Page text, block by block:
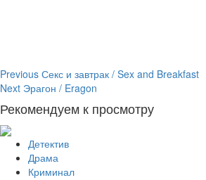
Continue
Reading
Previous Секс и завтрак / Sex and Breakfast
Next Эрагон / Eragon
Рекомендуем к просмотру
Детектив
Драма
Криминал